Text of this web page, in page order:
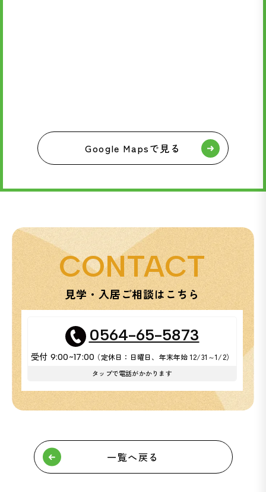
Google Mapsで見る
CONTACT
見学・入居ご相談はこちら
0564-65-5873
受付 9:00~17:00（定休日：日曜日、年末年始 12/31～1/2）
タップで電話がかかります
一覧へ戻る